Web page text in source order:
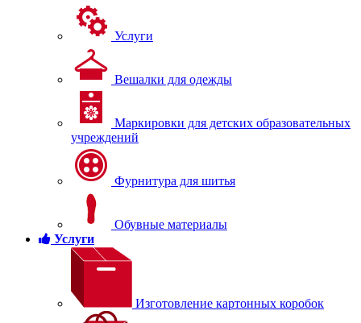
Услуги
Вешалки для одежды
Маркировки для детских образовательных
учреждений
Фурнитура для шитья
Обувные материалы
Услуги
Изготовление картонных коробок